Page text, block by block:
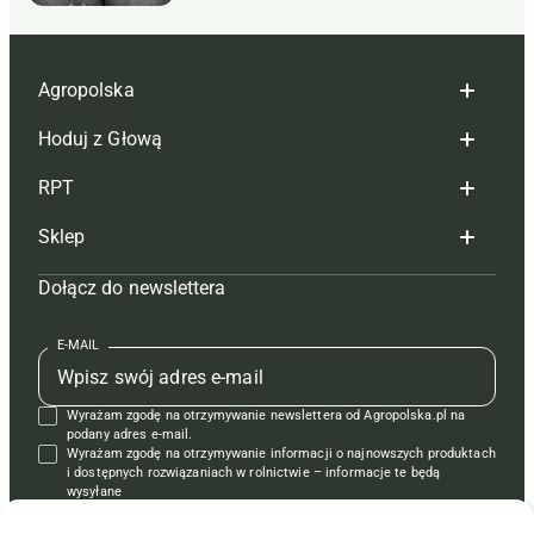
Agropolska
Redakcja
Reklama
Tagi
Mapa serwisu
Kontakt
Regulamin
Polityka prywatności
Hoduj z Głową
Hoduj z głową bydło
Hoduj z głową świnie
Prenumerata
Redakcja
Kontakt
Reklama
RPT
Redakcja
Prenumerata
Reklama
Kontakt
Krzyżówki
Sklep
Czasopisma i prenumerata
Książki
Regulamin
Dołącz do newslettera
E-MAIL
Wyrażam zgodę na otrzymywanie newslettera od Agropolska.pl na
podany adres e-mail.
Wyrażam zgodę na otrzymywanie informacji o najnowszych produktach
i dostępnych rozwiązaniach w rolnictwie – informacje te będą
wysyłane